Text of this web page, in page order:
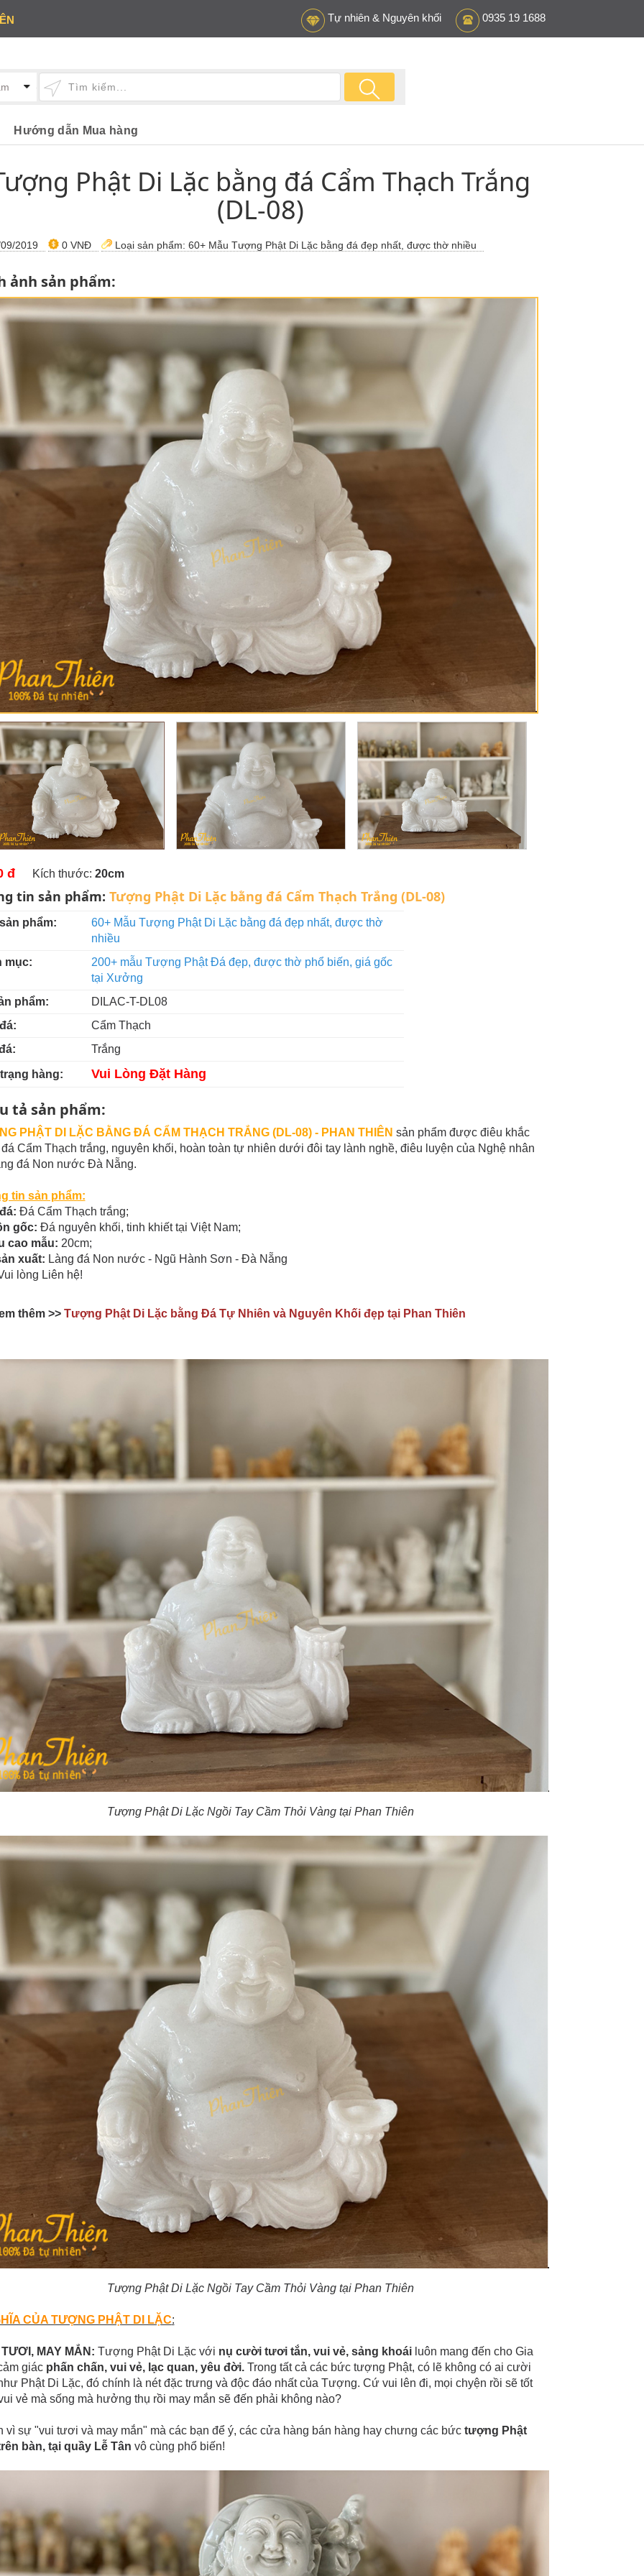
0935 19 1688
Tự nhiên & Nguyên khối
Hướng dẫn Mua hàng
Phật Di Lặc bằng đá Cẩm Thạch Trắng
(DL-08)
2019 0 VNĐ Loại sản phẩm: 60+ Mẫu Tượng Phật Di Lặc bằng đá đẹp nhất, được thờ nhiều
ảnh sản phẩm:
đ Kích thước: 20cm
tin sản phẩm: Tượng Phật Di Lặc bằng đá Cẩm Thạch Trắng (DL-08)
phẩm:
60+ Mẫu Tượng Phật Di Lặc bằng đá đẹp nhất, được thờ
nhiều
mục:
200+ mẫu Tượng Phật Đá đẹp, được thờ phổ biến, giá gốc
tại Xưởng
phẩm:
DILAC-T-DL08
Cẩm Thạch
Trắng
hàng: Vui Lòng Đặt Hàng
tả sản phẩm:
PHẬT DI LẶC BẰNG ĐÁ CẨM THẠCH TRẮNG (DL-08) - PHAN THIÊN sản phẩm được điêu khắc
Cẩm Thạch trắng, nguyên khối, hoàn toàn tự nhiên dưới đôi tay lành nghề, điêu luyện của Nghệ nhân
đá Non nước Đà Nẵng.
tin sản phẩm:
Đá Cẩm Thạch trắng;
gốc: Đá nguyên khối, tinh khiết tại Việt Nam;
cao mẫu: 20cm;
xuất: Làng đá Non nước - Ngũ Hành Sơn - Đà Nẵng
lòng Liên hệ!
thêm >> Tượng Phật Di Lặc bằng Đá Tự Nhiên và Nguyên Khối đẹp tại Phan Thiên
Tượng Phật Di Lặc Ngồi Tay Cầm Thỏi Vàng tại Phan Thiên
Tượng Phật Di Lặc Ngồi Tay Cầm Thỏi Vàng tại Phan Thiên
CỦA TƯỢNG PHẬT DI LẶC:
MAY MẮN: Tượng Phật Di Lặc với nụ cười tươi tắn, vui vẻ, sảng khoái luôn mang đến cho Gia
giác phấn chấn, vui vẻ, lạc quan, yêu đời.Trong tất cả các bức tượng Phật, có lẽ không có ai cười
Phật Di Lặc, đó chính là nét đặc trưng và độc đáo nhất của Tượng. Cứ vui lên đi, mọi chyện rồi sẽ tốt
vẻ mà sống mà hưởng thụ rồi may mắn sẽ đến phải không nào?
vì sự "vui tươi và may mắn" mà các bạn để ý, các cửa hàng bán hàng hay chưng các bức tượng Phật
bàn, tại quầy Lễ Tân vô cùng phổ biến!